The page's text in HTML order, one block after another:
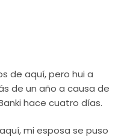
de aquí, pero hui a
de un año a causa de
hace cuatro días.
mi esposa se puso